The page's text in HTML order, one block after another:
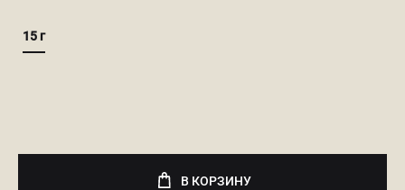
15 г
В КОРЗИНУ